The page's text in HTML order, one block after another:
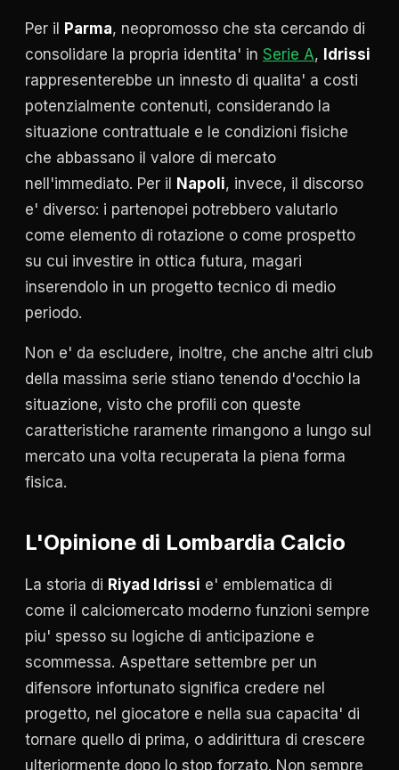
Per il Parma, neopromosso che sta cercando di
consolidare la propria identita' in Serie A, Idrissi
rappresenterebbe un innesto di qualita' a costi
potenzialmente contenuti, considerando la
situazione contrattuale e le condizioni fisiche
che abbassano il valore di mercato
nell'immediato. Per il Napoli, invece, il discorso
e' diverso: i partenopei potrebbero valutarlo
come elemento di rotazione o come prospetto
su cui investire in ottica futura, magari
inserendolo in un progetto tecnico di medio
periodo.
Non e' da escludere, inoltre, che anche altri club
della massima serie stiano tenendo d'occhio la
situazione, visto che profili con queste
caratteristiche raramente rimangono a lungo sul
mercato una volta recuperata la piena forma
fisica.
L'Opinione di Lombardia Calcio
La storia di Riyad Idrissi e' emblematica di
come il calciomercato moderno funzioni sempre
piu' spesso su logiche di anticipazione e
scommessa. Aspettare settembre per un
difensore infortunato significa credere nel
progetto, nel giocatore e nella sua capacita' di
tornare quello di prima, o addirittura di crescere
ulteriormente dopo lo stop forzato. Non sempre